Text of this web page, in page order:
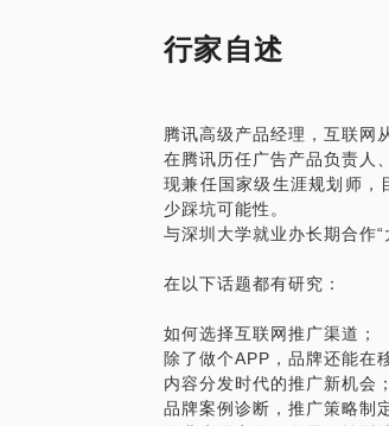
生涯的第一次规划应该如
未入职场或初入职场的生
适合人群：
大学生或者初入职场人
对目前的职涯状态迷茫
想转行进入互联网行业
咨询流程：
在正式见面之前，我会
正式见面会在90分钟之
如果判断需要二次咨询
行家自述
腾讯高级产品经理，互联网
在腾讯历任广告产品负责人
现兼任国家级生涯规划师，
少踩坑可能性。
与深圳大学就业办长期合作“
在以下话题都有研究：
如何选择互联网推广渠道；
除了做个APP，品牌还能在
内容分发时代的推广新机会；
品牌案例诊断，推广策略制